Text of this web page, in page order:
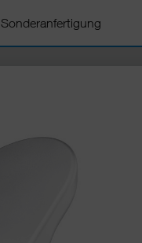
Sonderanfertigung